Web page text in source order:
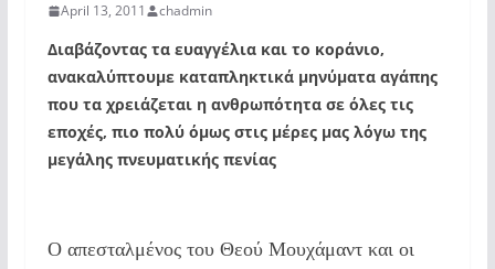
April 13, 2011 chadmin
Διαβάζοντας τα ευαγγέλια και το κοράνιο,
ανακαλύπτουμε καταπληκτικά μηνύματα αγάπης
που τα χρειάζεται η ανθρωπότητα σε όλες τις
εποχές, πιο πολύ όμως στις μέρες μας λόγω της
μεγάλης πνευματικής πενίας
Ο απεσταλμένος του Θεού Μουχάμαντ και οι